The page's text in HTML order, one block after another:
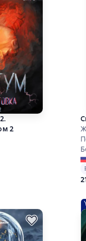
2
рейтинг 5 на основе 15